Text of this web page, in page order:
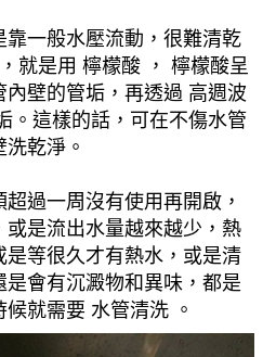
一般水壓流動，很難清乾
就是用 檸檬酸 ， 檸檬酸呈
壁的管垢，再透過 高週波
。這樣的話，可在不傷水管
乾淨。
過一周沒有使用再開啟，
是流出水量越來越少，熱
等很久才有熱水，或是清
會有沉澱物和異味，都是
就需要 水管清洗 。